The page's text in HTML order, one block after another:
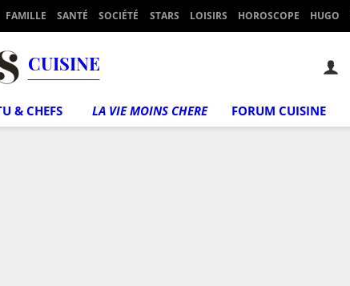
FAMILLE SANTÉ SOCIÉTÉ STARS LOISIRS HOROSCOPE HUGO
CUISINE
& CHEFS LA VIE MOINS CHERE FORUM CUISINE